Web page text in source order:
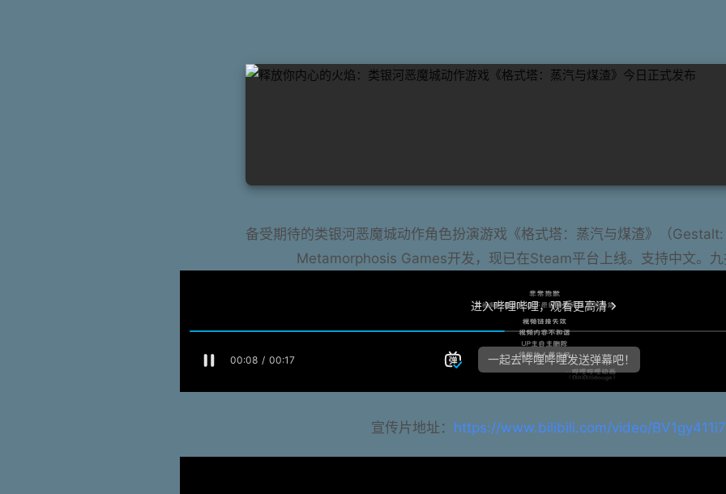
备受期待的类银河恶魔城动作角色扮演游戏《格式塔：蒸汽与煤渣》（
Metamorphosis Games开发，现已在Steam平台上线。支持中文。
宣传片地址： https://www.bilibili.com/video/